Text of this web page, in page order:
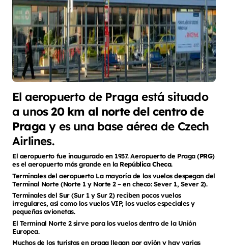
El aeropuerto de Praga está situado
a unos 20 km al norte del centro de
Pragay es una base aérea de Czech
Airlines.
El aeropuerto fue inaugurado en 1937. Aeropuerto de Praga (PRG)
es el aeropuerto más grande en la República Checa.
Terminales del aeropuerto La mayoría de los vuelos despegan del
Terminal Norte (Norte 1 y Norte 2 – en checo: Sever 1, Sever 2).
Terminales del Sur (Sur 1 y Sur 2) reciben pocos vuelos
irregulares, así como los vuelos VIP, los vuelos especiales y
pequeñas avionetas.
El Terminal Norte 2 sirve para los vuelos dentro de la Unión
Europea.
Muchos de los turistas en praga llegan por avión y hay varias